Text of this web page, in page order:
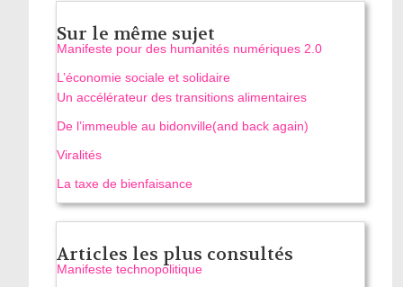
Sur le même sujet
Manifeste pour des humanités numériques 2.0
L’économie sociale et solidaire
Un accélérateur des transitions alimentaires
De l’immeuble au bidonville(and back again)
Viralités
La taxe de bienfaisance
Articles les plus consultés
Manifeste technopolitique